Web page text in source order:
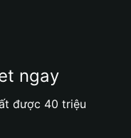
ngay
được 40 triệu